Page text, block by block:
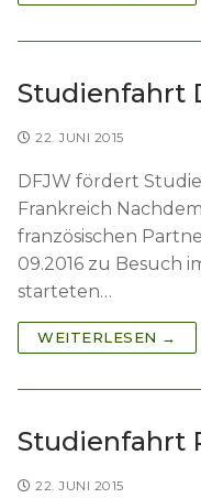
Studienfahrt
22. JUNI 2015
DFJW fördert
Frankreich
französischen
09.2016 zu Besuch
starteten…
WEITERLESEN →
Studienfahrt
22. JUNI 2015